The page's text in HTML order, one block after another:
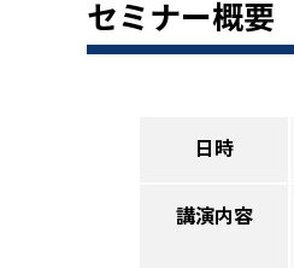
セミナー概要
日時
講演内容